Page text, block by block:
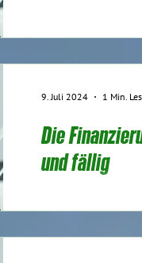
Die
und fällig
9. Juli 2024 1 Min.